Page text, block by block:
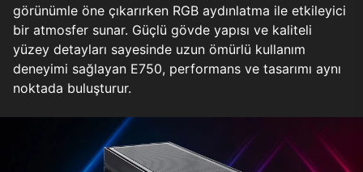
görünümle öne çıkarırken RGB aydınlatma ile etkileyici
bir atmosfer sunar. Güçlü gövde yapısı ve kaliteli
yüzey detayları sayesinde uzun ömürlü kullanım
deneyimi sağlayan E750, performans ve tasarımı aynı
noktada buluşturur.